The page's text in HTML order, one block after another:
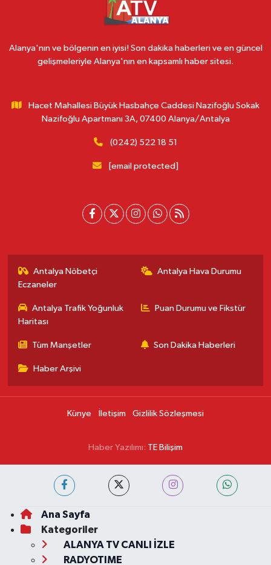
Alanya'nın ve bölgenin en iyisi! Son dakika haberleri ve en güncel
gelişmeleriyle Alanya'nın en kapsamlı haber sitesi.
Hacet Mahallesi Büyük Hasbahçe Caddesi Nazifoğlu Sokak
Nazifoğlu Apartmanı 3A, 07400 Alanya/Antalya
(0242) 522 18 51
[email protected]
Antalya Nöbetçi
Eczaneler
Antalya Hava Durumu
Antalya Trafik Yoğunluk
Haritası
Puan Durumu ve Fikstür
Tüm Manşetler Son Dakika Haberleri
Haber Arşivi
Künye İletişim Gizlilik Sözleşmesi
Haber Yazılımı: TE Bilişim
Ana Sayfa
Kategoriler
ALANYA TV CANLI İZLE
RADYOTIME